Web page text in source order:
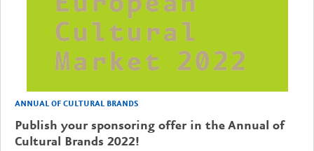
ANNUAL OF CULTURAL BRANDS
Publish your sponsoring offer in the Annual of
Cultural Brands 2022!